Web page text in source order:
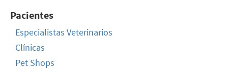
Pacientes
Especialistas Veterinarios
Clínicas
Pet Shops